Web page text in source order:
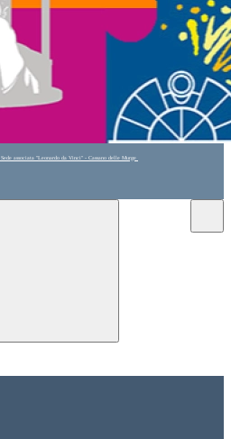
Sede associata "Leonardo da Vinci" - Cassano delle Murge